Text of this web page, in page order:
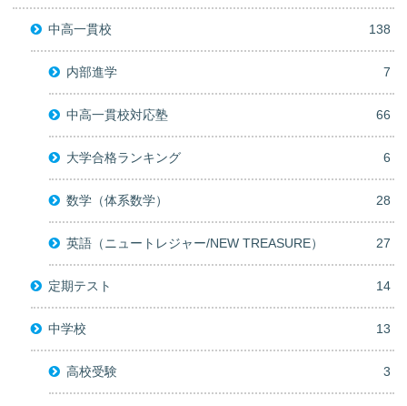
中高一貫校 138
内部進学 7
中高一貫校対応塾 66
大学合格ランキング 6
数学（体系数学） 28
英語（ニュートレジャー/NEW TREASURE） 27
定期テスト 14
中学校 13
高校受験 3